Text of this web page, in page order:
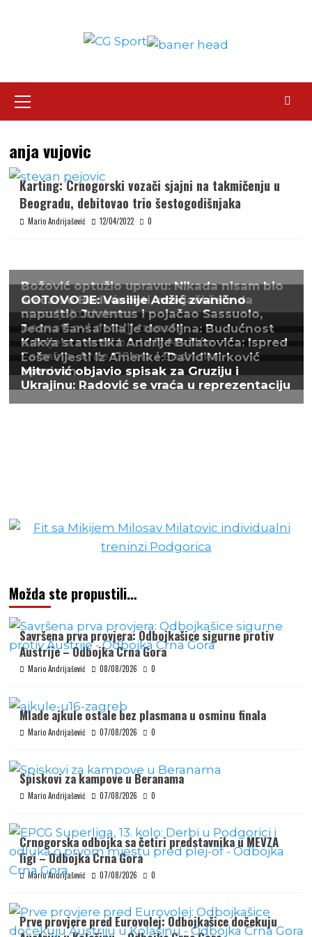
Menu
anja vujovic
Karting: Crnogorski vozači sjajni na takmičenju u
Beogradu, debitovao trio šestogodišnjaka
Mario Andrijašević 12/04/2022 0
Možda ste propustili…
Savršena prva provjera: Odbojkašice sigurne protiv
Austrije – Odbojka Crna Gora
Mario Andrijašević 08/08/2026 0
Mlade ajkule ostale bez plasmana u osminu finala
Mario Andrijašević 07/08/2026 0
Spiskovi za kampove u Beranama
Mario Andrijašević 07/08/2026 0
Crnogorska odbojka sa četiri predstavnika u MEVZA
ligi – Odbojka Crna Gora
Mario Andrijašević 07/08/2026 0
Prve provjere pred Eurovolej: Odbojkašice dočekuju